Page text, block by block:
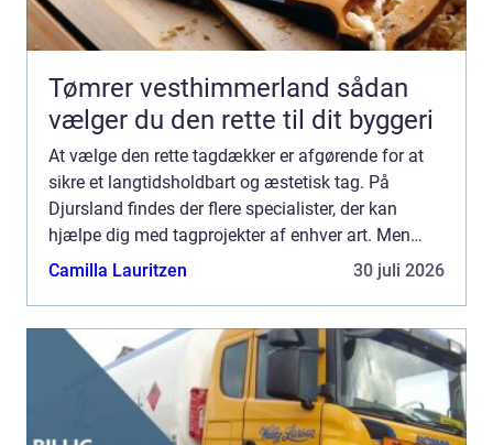
Tømrer vesthimmerland sådan
vælger du den rette til dit byggeri
At vælge den rette tagdækker er afgørende for at
sikre et langtidsholdbart og æstetisk tag. På
Djursland findes der flere specialister, der kan
hjælpe dig med tagprojekter af enhver art. Men
hvad bør du ege...
Camilla Lauritzen 30 juli 2026